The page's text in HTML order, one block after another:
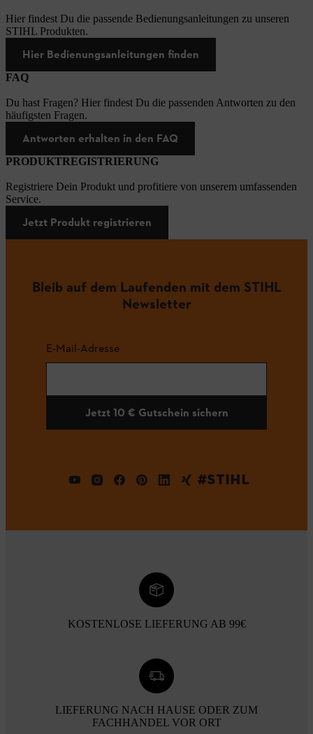
Hier findest Du die passende Bedienungsanleitungen zu unseren
STIHL Produkten.
Hier Bedienungsanleitungen finden
FAQ
Du hast Fragen? Hier findest Du die passenden Antworten zu den
häufigsten Fragen.
Antworten erhalten in den FAQ
PRODUKTREGISTRIERUNG
Registriere Dein Produkt und profitiere von unserem umfassenden
Service.
Jetzt Produkt registrieren
Bleib auf dem Laufenden mit dem STIHL
Newsletter
E-Mail-Adresse
Jetzt 10 € Gutschein sichern
#STIHL
KOSTENLOSE LIEFERUNG AB 99€
LIEFERUNG NACH HAUSE ODER ZUM
FACHHANDEL VOR ORT